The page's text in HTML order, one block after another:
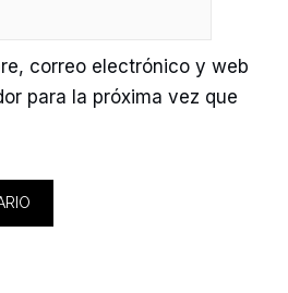
correo electrónico y web
para la próxima vez que